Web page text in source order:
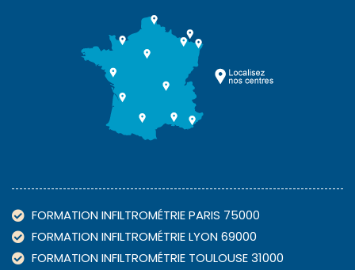
FORMATION INFILTROMÉTRIE PARIS 75000
FORMATION INFILTROMÉTRIE LYON 69000
FORMATION INFILTROMÉTRIE TOULOUSE 31000